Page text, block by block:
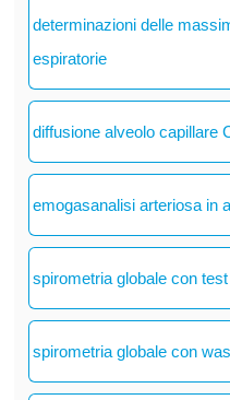
determinazioni delle
espiratorie
diffusione alveolo capillare
emogasanalisi arteriosa in
spirometria globale con
spirometria globale con